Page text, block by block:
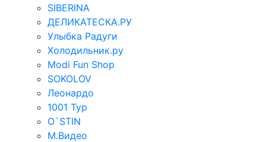
SIBERINA
ДЕЛИКАТЕСКА.РУ
Улыбка Радуги
Холодильник.ру
Modi Fun Shop
SOKOLOV
Леонардо
1001 Тур
O`STIN
М.Видео